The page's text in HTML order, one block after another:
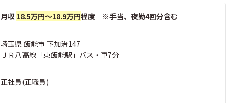
月収 18.5万円～18.9万円程度 ※手当、夜勤4回分含む
埼玉県 飯能市 下加治147
ＪＲ八高線「東飯能駅」バス・車7分
正社員(正職員)